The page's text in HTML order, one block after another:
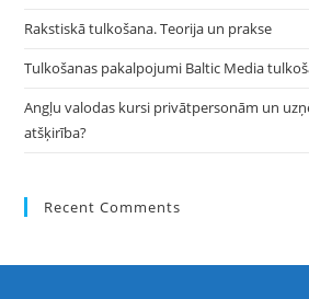
Rakstiskā tulkošana. Teorija un prakse
Tulkošanas pakalpojumi Baltic Media
Angļu valodas kursi privātpersonām un
atšķirība?
Recent Comments